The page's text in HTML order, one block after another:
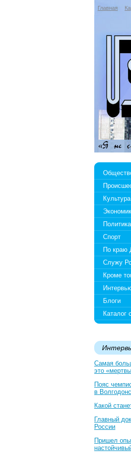
Главная
Политика
Спорт
По краю
Служу
Кроме
Блоги
Каталог
Самая
это
Пояс
в
Какой
Главный
России
Пришел